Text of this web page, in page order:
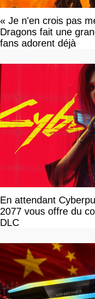
« Je n'en crois pas
Dragons fait une
fans adorent déjà
En attendant
2077 vous offre du
DLC